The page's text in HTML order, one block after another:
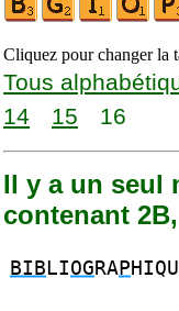
Cliquez pour changer la
Tous
14
15 16
Il y a un seul
contenant
BIB LIOG RAP